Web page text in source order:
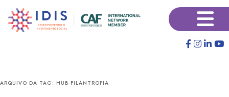
para
para
×
ARQUIVO DA TAG: HUB FILANTROPIA